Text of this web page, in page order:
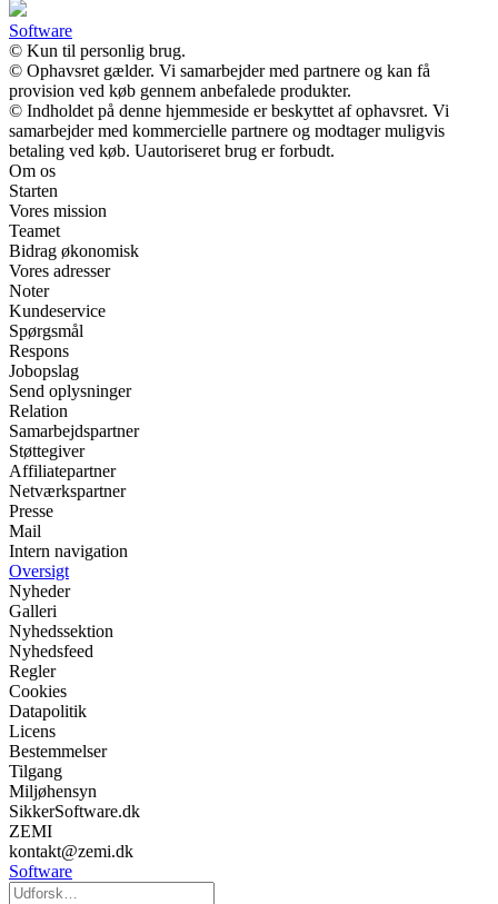
Software
© Kun til personlig brug.
© Ophavsret gælder. Vi samarbejder med partnere og kan få
provision ved køb gennem anbefalede produkter.
© Indholdet på denne hjemmeside er beskyttet af ophavsret. Vi
samarbejder med kommercielle partnere og modtager muligvis
betaling ved køb. Uautoriseret brug er forbudt.
Om os
Starten
Vores mission
Teamet
Bidrag økonomisk
Vores adresser
Noter
Kundeservice
Spørgsmål
Respons
Jobopslag
Send oplysninger
Relation
Samarbejdspartner
Støttegiver
Affiliatepartner
Netværkspartner
Presse
Mail
Intern navigation
Oversigt
Nyheder
Galleri
Nyhedssektion
Nyhedsfeed
Regler
Cookies
Datapolitik
Licens
Bestemmelser
Tilgang
Miljøhensyn
SikkerSoftware.dk
ZEMI
kontakt@zemi.dk
Software